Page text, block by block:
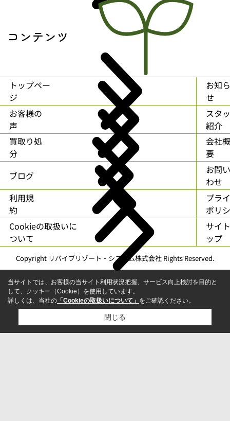
コンテンツ
トップペー
ジ
お知ら
せ
お客様の
声
スタ
紹介
買取り処
分
会社概
要
ブログ
お問
わせ
利用規
約
プラ
ポリ
Cookieの取扱いに
ついて
サイ
ップ
Copyright リバイブリゾート・システム株式会社 Rights Reserved.
当サイトでは、お客様の当サイト利用状況把握、サービス向上検討を目的と
して、クッキー（Cookie）を使用しています。
詳しくは、当社の 「Cookieの取扱いについて」 をご確認ください。
閉じる